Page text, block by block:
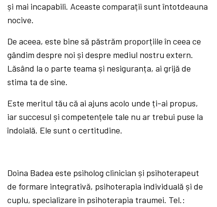
și mai incapabili. Aceaste comparații sunt întotdeauna
nocive.
De aceea, este bine să păstrăm proporțiile în ceea ce
gândim despre noi și despre mediul nostru extern.
Lăsând la o parte teama și nesiguranța, ai grijă de
stima ta de sine.
Este meritul tău că ai ajuns acolo unde ți-ai propus,
iar succesul și competențele tale nu ar trebui puse la
îndoială. Ele sunt o certitudine.
Doina Badea este psiholog clinician și psihoterapeut
de formare integrativă, psihoterapia individuală și de
cuplu, specializare în psihoterapia traumei. Tel.: